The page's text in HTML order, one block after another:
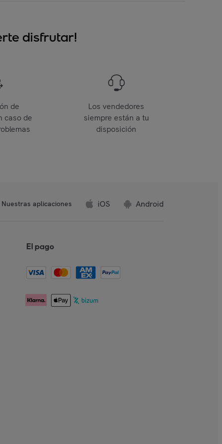
disfrutar!
de
caso de
Los vendedores
siempre están a tu
disposición
Nuestras aplicaciones iOS Android
El pago